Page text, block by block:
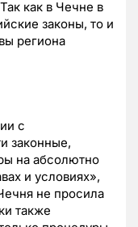
как в Чечне в
законы, то и
региона
с
законные,
на абсолютно
и условиях»,
не просила
также